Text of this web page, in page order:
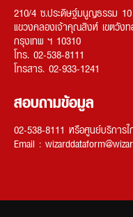
210/4 ซ.ประดิษฐ์มนูญธรรม 10
แขวงคลองเจ้าคุณสิงห์ เขตวัง
กรุงเทพ ฯ 10310
โทร. 02-538-8111
โทรสาร. 02-933-1241
สอบถามข้อมูล
02-538-8111 หรือศูนย์บริการ
Email :